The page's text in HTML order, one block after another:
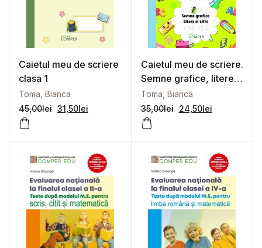
Caietul meu de scriere
clasa 1
Toma, Bianca
45,00lei 31,50lei
Caietul meu de scriere.
Semne grafice, litere
și cifre. Clasa
pregătitoare
Toma, Bianca
35,00lei 24,50lei